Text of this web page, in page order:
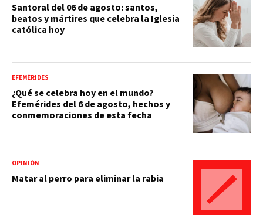
Santoral del 06 de agosto: santos,
beatos y mártires que celebra la Iglesia
católica hoy
EFEMÉRIDES
¿Qué se celebra hoy en el mundo?
Efemérides del 6 de agosto, hechos y
conmemoraciones de esta fecha
OPINIÓN
Matar al perro para eliminar la rabia